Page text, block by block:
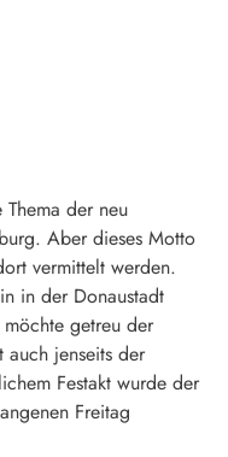
der neu
Aber dieses Motto
vermittelt werden.
in der Donaustadt
getreu der
auch jenseits der
Festakt wurde der
Freitag